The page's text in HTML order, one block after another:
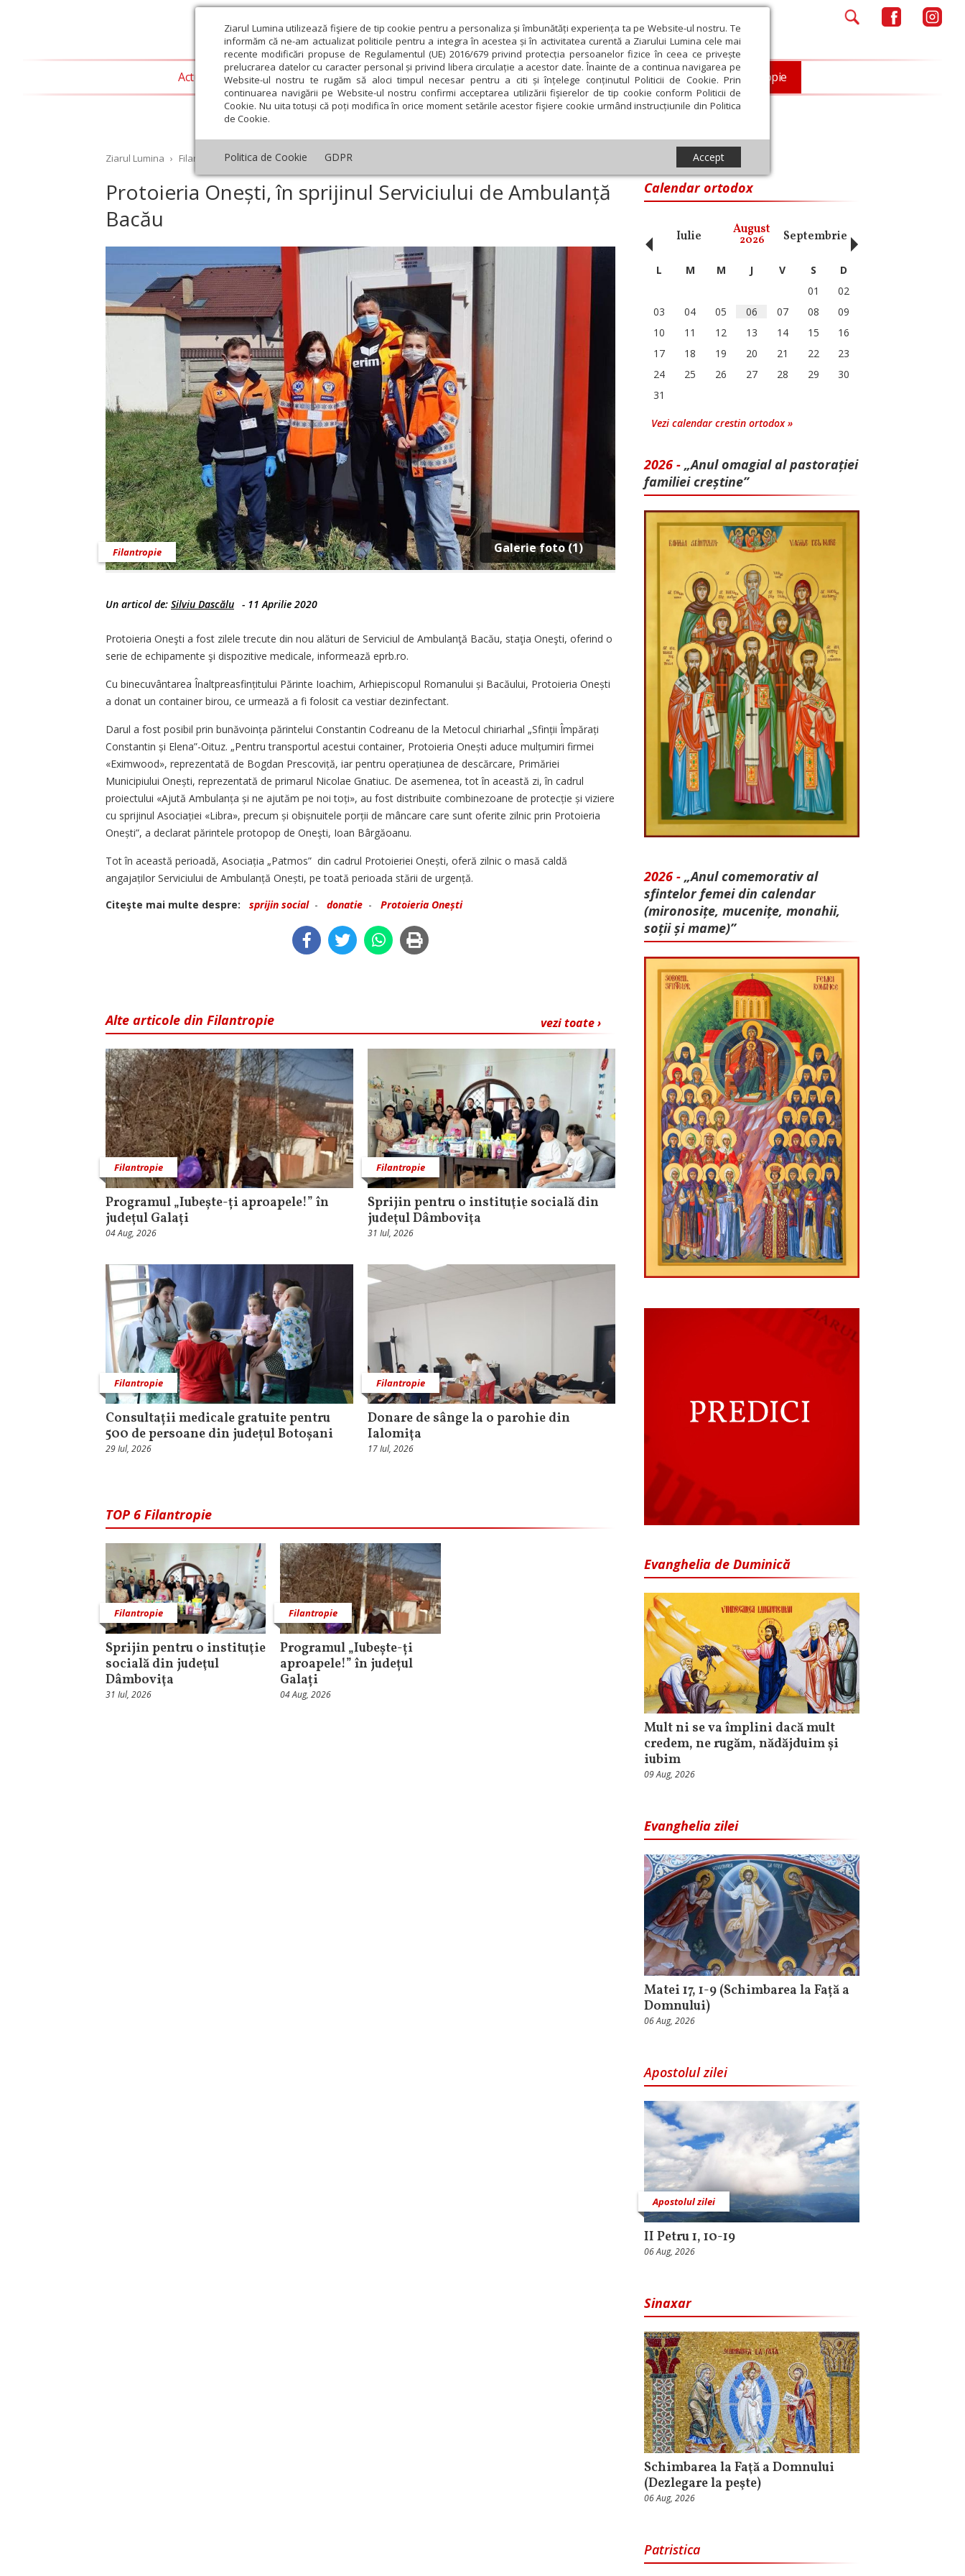
Ziarul Lumina utilizează fişiere de tip cookie pentru a personaliza și îmbunătăți experiența ta pe Website-ul nostru. Te
informăm că ne-am actualizat politicile pentru a integra în acestea și în activitatea curentă a Ziarului Lumina cele mai
recente modificări propuse de Regulamentul (UE) 2016/679 privind protecția persoanelor fizice în ceea ce privește
prelucrarea datelor cu caracter personal și privind libera circulație a acestor date. Înainte de a continua navigarea pe
Website-ul nostru te rugăm să aloci timpul necesar pentru a citi și înțelege conținutul Politicii de Cookie. Prin
continuarea navigării pe Website-ul nostru confirmi acceptarea utilizării fişierelor de tip cookie conform Politicii de
Cookie. Nu uita totuși că poți modifica în orice moment setările acestor fişiere cookie urmând instrucțiunile din Politica
de Cookie.
Politica de Cookie GDPR Accept
Actualitate religioasă Teologie și spiritualitate Educaţie și Cultură Societate Opinii Filantropie
Ziarul Lumina › Filantropie › Protoieria Onești, în sprijinul Serviciului de Ambulanță Bacău
Protoieria Onești, în sprijinul Serviciului de Ambulanță
Bacău
Galerie foto (1)
Filantropie
Un articol de: Silviu Dascălu - 11 Aprilie 2020
Protoieria Oneşti a fost zilele trecute din nou alături de Serviciul de Ambulanţă Bacău, staţia Oneşti, oferind o
serie de echipamente şi dispozitive medicale, informează eprb.ro.
Cu binecuvântarea Înaltpreasfin­țitului Părinte Ioachim, Arhiepiscopul Romanului și Bacăului, Protoieria Onești
a donat un container birou, ce urmează a fi folosit ca vestiar dezinfectant.
Darul a fost posibil prin bunăvo­ința părintelui Constantin Codreanu de la Metocul chiriarhal „Sfinții Împărați
Constantin și Elena”-Oituz. „Pentru transportul acestui container, Protoieria Onești aduce mulțumiri firmei
«Eximwood», reprezentată de Bogdan Prescoviță, iar pentru operațiunea de descărcare, Primăriei
Municipiului Onești, reprezentată de primarul Nicolae Gnatiuc. De asemenea, tot în această zi, în cadrul
proiectului «Ajută Ambulanța și ne ajutăm pe noi toți», au fost distribuite combinezoane de protecție și viziere
cu sprijinul Asociației «Libra», precum și obiș­nuitele porții de mâncare care sunt oferite zilnic prin Protoieria
Onești”, a declarat părintele protopop de Oneşti, Ioan Bârgăoanu.
Tot în această perioadă, Asociația „Patmos” din cadrul Protoieriei Onești, oferă zilnic o masă caldă
angajaților Serviciului de Ambu­lanță Onești, pe toată perioada stării de urgență.
Citeşte mai multe despre:
sprijin social- donatie - Protoieria Onești
vezi toate ›
Alte articole din Filantropie
Filantropie
Programul „Iubește-ți aproapele!” în
județul Galați
04 Aug, 2026
Filantropie
Sprijin pentru o instituţie socială din
judeţul Dâmboviţa
31 Iul, 2026
Filantropie
Consultații medicale gratuite pentru
500 de persoane din județul Botoșani
29 Iul, 2026
Filantropie
Donare de sânge la o parohie din
Ialomiţa
17 Iul, 2026
TOP 6 Filantropie
Filantropie
Sprijin pentru o instituţie
socială din judeţul
Dâmboviţa
31 Iul, 2026
Filantropie
Programul „Iubește-ți
aproapele!” în județul
Galați
04 Aug, 2026
Calendar ortodox
Iulie August
2026 Septembrie Octombrie
‹ L M M J V S
D
01
02
03
04 05 06 07 08
09
10
11 12 13 14 15
16
17
18 19 20 21 22
23
24
25 26 27 28 29
30
31
Vezi calendar crestin ortodox »
2026 - „Anul omagial al pastorației
familiei creștine”
2026 - „Anul comemorativ al
sfintelor femei din calendar
(mironosițe, mu­cenițe, monahii,
soții și mame)”
Evanghelia de Duminică
Mult ni se va împlini dacă mult
credem, ne rugăm, nădăjduim și
iubim
09 Aug, 2026
Evanghelia zilei
Matei 17, 1-9 (Schimbarea la Față a
Domnului)
06 Aug, 2026
Apostolul zilei
Apostolul zilei
II Petru 1, 10-19
06 Aug, 2026
Sinaxar
Schimbarea la Faţă a Domnului
(Dezlegare la peşte)
06 Aug, 2026
Patristica